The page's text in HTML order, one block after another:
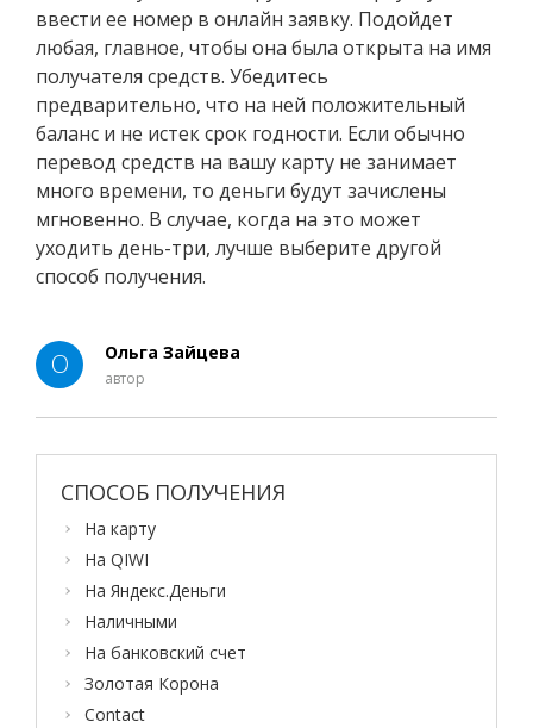
ввести ее номер в онлайн заявку. Подойдет
любая, главное, чтобы она была открыта на имя
получателя средств. Убедитесь
предварительно, что на ней положительный
баланс и не истек срок годности. Если обычно
перевод средств на вашу карту не занимает
много времени, то деньги будут зачислены
мгновенно. В случае, когда на это может
уходить день-три, лучше выберите другой
способ получения.
О Ольга Зайцева
автор
СПОСОБ ПОЛУЧЕНИЯ
На карту
На QIWI
На Яндекс.Деньги
Наличными
На банковский счет
Золотая Корона
Contact